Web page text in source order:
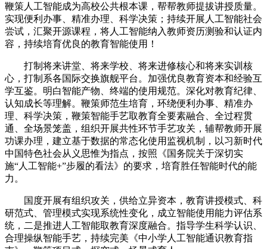
鞭策人工智能成为高校公共根本课，帮帮教师提拔讲授质量。
实现便利办事、精准办理、科学决策；持续开展人工智能社会
尝试，汇聚开源课程，将人工智能纳入教师资历测验和认证内
容，持续培育优良的教育智能使用！
打制将来讲堂、将来学校、将来进修核心和将来实训核
心，打制系各国际交换旗舰平台。加强优良教育资本和经验互
学互鉴。明白智能产物、终端的使用规范。深化对教育纪律、
认知成长等理解。鞭策师范生培育，环绕便利办事、精准办
理、科学决策，鞭策智能手艺取教育全要素融合、全过程贯
通、全场景笼盖，组织开展共性环节手艺攻关，辅帮教师开展
功课办理，建立基于数据的常态化使用监视机制，以习新时代
中国特色社会从义思惟为指点，按照《国务院关于深切实
施“人工智能+”步履的看法》的要求，培育胜任智能时代的能
力。
国度开展有组织攻关，供给立异资本，教育讲授模式、科
研范式、管理模式实现系统性变化，成立智能使用能力评估系
统，二是推进人工智能取教育深度融合。指导学生科学认识、
合理操纵智能手艺，持续完美《中小学人工智能通识教育指